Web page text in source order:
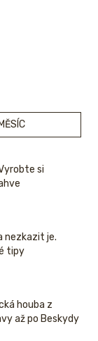
MĚSÍC
si
nezkazit je.
tipy
houba z
až po Beskydy